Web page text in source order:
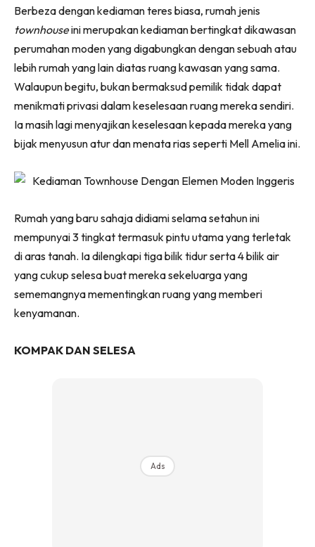
Hotel
Kafe
Hartanah
High Rise
Landed
Beli Di Mana
Ilham Impiana
Ilham Impiana 360
Ilham Impiana Inspirasi Selebriti
Impiana TV
Casa Impiana
Berbeza dengan kediaman teres biasa, rumah jenis
townhouseini merupakan kediaman bertingkat dikawasan
perumahan moden yang digabungkan dengan sebuah atau
lebih rumah yang lain diatas ruang kawasan yang sama.
Walaupun begitu, bukan bermaksud pemilik tidak dapat
menikmati privasi dalam keselesaan ruang mereka sendiri.
Ia masih lagi menyajikan keselesaan kepada mereka yang
bijak menyusun atur dan menata rias seperti Mell Amelia ini.
Rumah yang baru sahaja didiami selama setahun ini
mempunyai 3 tingkat termasuk pintu utama yang terletak
di aras tanah. Ia dilengkapi tiga bilik tidur serta 4 bilik air
yang cukup selesa buat mereka sekeluarga yang
sememangnya mementingkan ruang yang memberi
kenyamanan.
KOMPAK DAN SELESA
Ads